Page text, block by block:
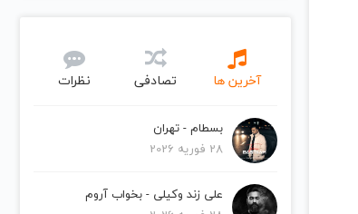
آخرین ها تصادفی نظرات
بسطام - تهران
28 فوریه 2026
علی زند وکیلی - بخواب آروم